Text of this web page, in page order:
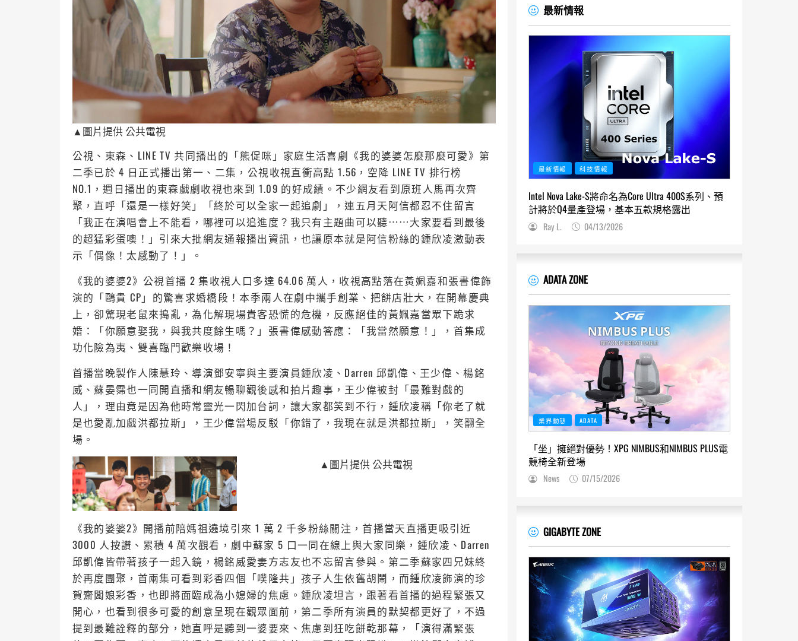
▲圖片提供 公共電視
公視、東森、LINE TV 共同播出的「熊促咪」家庭生活喜劇《我的婆婆怎麼那麼可愛》第
二季已於 4 日正式播出第一、二集，公視收視直衝高點 1.56，空降 LINE TV 排行榜
NO.1，週日播出的東森戲劇收視也來到 1.09 的好成績。不少網友看到原班人馬再次齊
聚，直呼「還是一樣好笑」「終於可以全家一起追劇」，連五月天阿信都忍不住留言
「我正在演唱會上不能看，哪裡可以追進度？我只有主題曲可以聽⋯⋯大家要看到最後
的超猛彩蛋噢！」引來大批網友通報播出資訊，也讓原本就是阿信粉絲的鍾欣凌激動表
示「偶像！太感動了！」。
《我的婆婆2》公視首播 2 集收視人口多達 64.06 萬人，收視高點落在黃姵嘉和張書偉飾
演的「鷗貴 CP」的驚喜求婚橋段！本季兩人在劇中攜手創業、把餅店壯大，在開幕慶典
上，卻驚現老鼠來搗亂，為化解現場貴客恐慌的危機，反應絕佳的黃姵嘉當眾下跪求
婚：「你願意娶我，與我共度餘生嗎？」張書偉感動答應：「我當然願意！」，首集成
功化險為夷、雙喜臨門歡樂收場！
首播當晚製作人陳慧玲、導演鄧安寧與主要演員鍾欣凌、Darren 邱凱偉、王少偉、楊銘
威、蘇晏霈也一同開直播和網友暢聊觀後感和拍片趣事，王少偉被封「最難對戲的
人」，理由竟是因為他時常靈光一閃加台詞，讓大家都笑到不行，鍾欣凌稱「你老了就
是也愛亂加戲洪都拉斯」，王少偉當場反駁「你錯了，我現在就是洪都拉斯」，笑翻全
場。
▲圖片提供 公共電視
《我的婆婆2》開播前陪媽祖遶境引來 1 萬 2 千多粉絲關注，首播當天直播更吸引近
3000 人按讚、累積 4 萬次觀看，劇中蘇家 5 口一同在線上與大家同樂，鍾欣凌、Darren
邱凱偉皆帶著孩子一起入鏡，楊銘威愛妻方志友也不忘留言參與。第二季蘇家四兄妹終
於再度團聚，首兩集可看到彩香四個「噗隆共」孩子人生依舊胡鬧，而鍾欣凌飾演的珍
賀齋闆娘彩香，也即將面臨成為小媳婦的焦慮。鍾欣凌坦言，跟著看首播的過程緊張又
開心，也看到很多可愛的創意呈現在觀眾面前，第二季所有演員的默契都更好了，不過
提到最難詮釋的部分，她直呼是聽到一婆要來、焦慮到狂吃餅乾那幕，「演得滿緊張
最新情報
最新情報 科技情報
Intel Nova Lake-S將命名為Core Ultra 400S系列、預
計將於Q4量產登場，基本五款規格露出
Ray L. 04/13/2026
ADATA ZONE
業界動態 ADATA
「坐」擁絕對優勢！XPG NIMBUS和NIMBUS PLUS電
競椅全新登場
News 07/15/2026
GIGABYTE ZONE